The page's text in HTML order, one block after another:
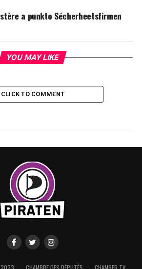
a punkto Sécherheetsfirmen
YOU MAY LIKE
CLICK TO COMMENT